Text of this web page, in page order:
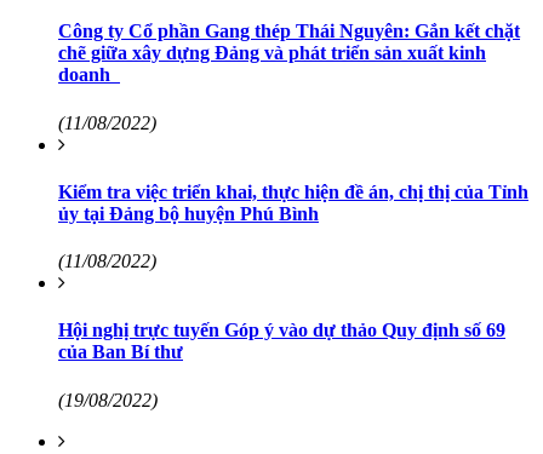
Công ty Cổ phần Gang thép Thái Nguyên: Gắn kết chặt
chẽ giữa xây dựng Đảng và phát triển sản xuất kinh
doanh
(11/08/2022)
Kiểm tra việc triển khai, thực hiện đề án, chị thị của Tỉnh
ủy tại Đảng bộ huyện Phú Bình
(11/08/2022)
Hội nghị trực tuyến Góp ý vào dự thảo Quy định số 69
của Ban Bí thư
(19/08/2022)